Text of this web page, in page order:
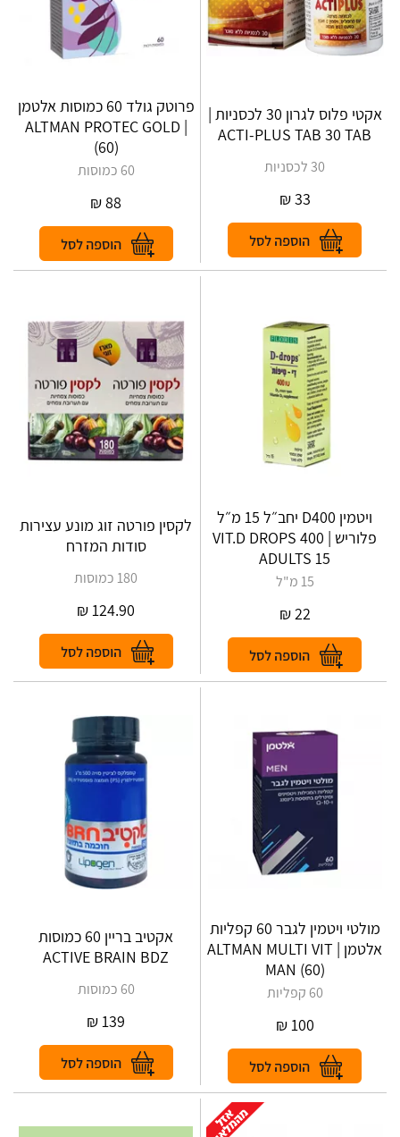
אקטי פלוס לגרון 30 לכסניות |
ACTI-PLUS TAB 30 TAB
30 לכסניות
33
₪
פרוטק גולד 60 כמוסות אלטמן
| ALTMAN‎ ‎PROTEC‎ ‎GOLD‎
‎(‎60‎)
60 כמוסות
88
₪
ויטמין D400 יחב״ל 15 מ״ל
פלוריש | VIT.D DROPS 400
ADULTS 15
15 מ"ל
22
₪
לקסין פורטה זוג מונע עצירות
סודות המזרח
180 כמוסות
124.90
₪
מולטי ויטמין לגבר 60 קפליות
אלטמן | ALTMAN‎ ‎MULTI‎ ‎VIT‎
‎MAN‎ ‎(‎60‎)
60 קפליות
100
₪
אקטיב בריין 60 כמוסות
ACTIVE BRAIN BDZ
60 כמוסות
139
₪